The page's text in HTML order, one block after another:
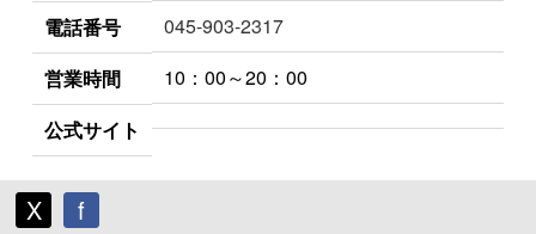
電話番号
045-903-2317
営業時間
10：00～20：00
公式サイト
X f